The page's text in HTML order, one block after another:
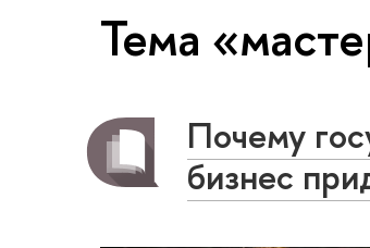
Тема
Почему
бизнес